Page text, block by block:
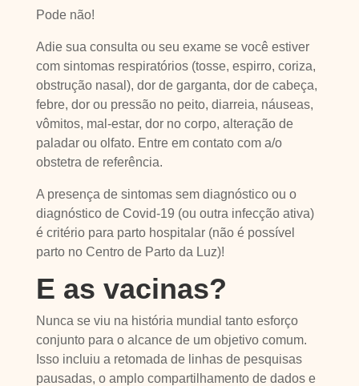
Pode não!
Adie sua consulta ou seu exame se você estiver
com sintomas respiratórios (tosse, espirro, coriza,
obstrução nasal), dor de garganta, dor de cabeça,
febre, dor ou pressão no peito, diarreia, náuseas,
vômitos, mal-estar, dor no corpo, alteração de
paladar ou olfato. Entre em contato com a/o
obstetra de referência.
A presença de sintomas sem diagnóstico ou o
diagnóstico de Covid-19 (ou outra infecção ativa)
é critério para parto hospitalar (não é possível
parto no Centro de Parto da Luz)!
E as vacinas?
Nunca se viu na história mundial tanto esforço
conjunto para o alcance de um objetivo comum.
Isso incluiu a retomada de linhas de pesquisas
pausadas, o amplo compartilhamento de dados e